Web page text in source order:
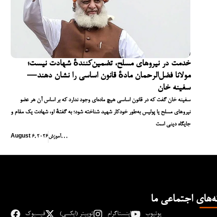
خدمت در نیروهای مسلح، تضمین‌کنندهٔ شهادت نیست؛
مولانا فضل‌الرحمان مادهٔ قانون اساسی را نشان دهند—
سفینه خان
سفینه خان گفت که در قانون اساسی هیچ ماده‌ای وجود ندارد که بر اساس آن هر عضو
نیروهای مسلح یا پولیس به‌طور خودکار شهید شناخته شود؛ به گفتهٔ او، شهادت یک مقام و
جایگاه دینی است
August 6, 2026آموزش, , ,
اجتماعی ما
فیسبوک توییتر (ایکسی) اینستاگرام یوتیوب